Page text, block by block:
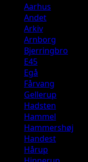
about
ABA
NORLYS
Centrallager.
Silkeborg
Aarhus
Andet
Arkiv
Arnborg
Bjerringbro
E45
Egå
Fårvang
Gellerup
Hadsten
Hammel
Hammershøj
Handest
Hårup